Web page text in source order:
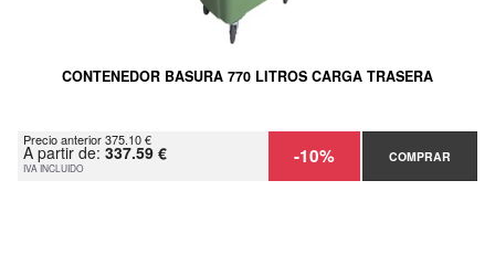
CONTENEDOR BASURA 770 LITROS CARGA TRASERA
Precio anterior 375.10 €
A partir de: 337.59 €
IVA INCLUIDO -10% COMPRAR